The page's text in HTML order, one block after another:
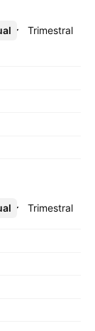
Trimestral
Trimestral